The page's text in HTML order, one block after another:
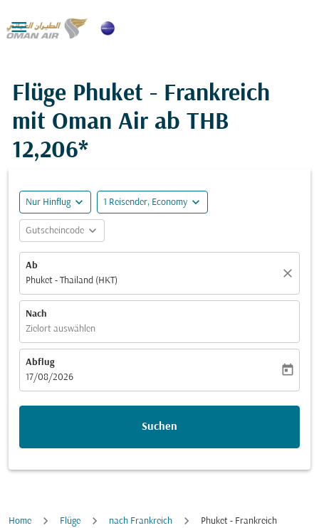

Flüge Phuket - Frankreich
mit Oman Air ab THB
12,206*
Nur Hinflug expand_more 1 Reisender, Economy expand_more
Gutscheincode expand_more
Ab
Phuket - Thailand (HKT)
close
Nach
Zielort auswählen
Abflug
fc-booking-departure-date-aria-label
17/08/2026
today
Suchen
Home Flüge nach Frankreich Phuket - Frankreich